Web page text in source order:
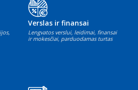
Verslas ir finansai
Lengvatos verslui, leidimai, finansai
ir mokesčiai, parduodamas turtas